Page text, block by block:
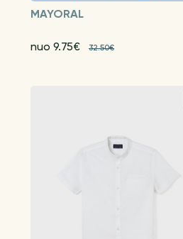
MAYORAL
nuo 9.75€ 32.50€